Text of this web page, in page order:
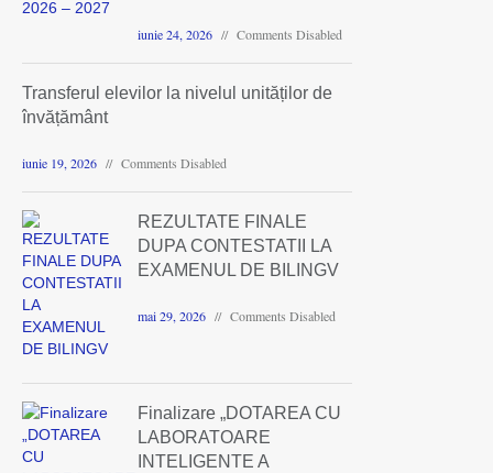
iunie 24, 2026 Comments Disabled
Transferul elevilor la nivelul unităților de
învățământ
iunie 19, 2026 Comments Disabled
REZULTATE FINALE
DUPA CONTESTATII LA
EXAMENUL DE BILINGV
mai 29, 2026 Comments Disabled
Finalizare „DOTAREA CU
LABORATOARE
INTELIGENTE A